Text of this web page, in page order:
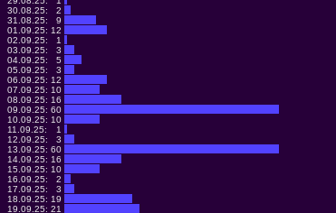
30.08.25:
2
31.08.25:
9
01.09.25: 12
02.09.25:
1
03.09.25:
3
04.09.25:
5
05.09.25:
3
06.09.25: 12
07.09.25: 10
08.09.25: 16
09.09.25: 60
10.09.25: 10
11.09.25:
1
12.09.25:
3
13.09.25: 60
14.09.25: 16
15.09.25: 10
16.09.25:
2
17.09.25:
3
18.09.25: 19
19.09.25: 21